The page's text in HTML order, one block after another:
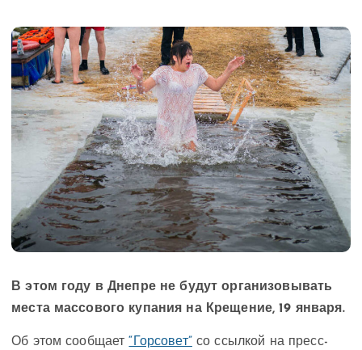
В этом году в Днепре не будут организовывать
места массового купания на Крещение, 19 января.
Об этом сообщает“Горсовет” со ссылкой на пресс-